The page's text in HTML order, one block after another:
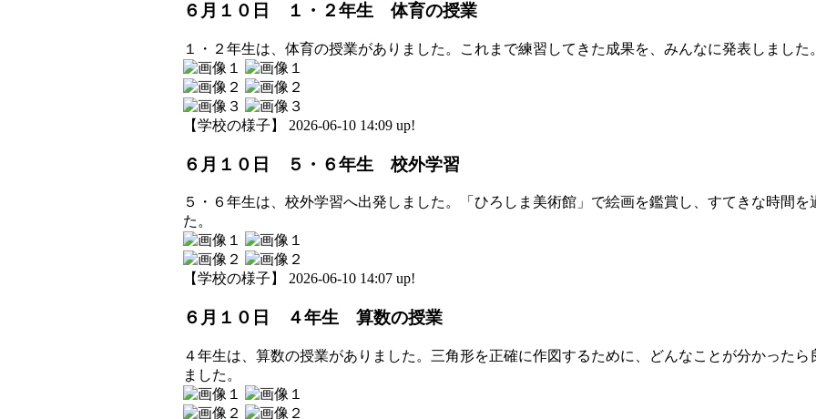
６月１０日 １・２年生 体育の授業
１・２年生は、体育の授業がありました。これまで練習してきた成果を、みんなに発表しました
【学校の様子】 2026-06-10 14:09 up!
６月１０日 ５・６年生 校外学習
５・６年生は、校外学習へ出発しました。「ひろしま美術館」で絵画を鑑賞し、すてきな時間を
た。
【学校の様子】 2026-06-10 14:07 up!
６月１０日 ４年生 算数の授業
４年生は、算数の授業がありました。三角形を正確に作図するために、どんなことが分かったら
ました。